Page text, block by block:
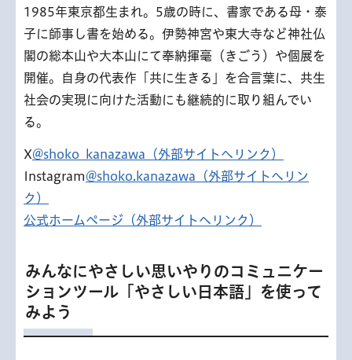
1985年東京都生まれ。5歳の時に、書家である母・泰
子に師事し書を始める。伊勢神宮や東大寺など神社仏
閣の総本山や大本山にて奉納揮毫（きごう）や個展を
開催。自身の代表作「共に生きる」を合言葉に、共生
社会の実現に向けた活動にも継続的に取り組んでい
る。
X@shoko_kanazawa（外部サイトへリンク）
Instagram@shoko.kanazawa（外部サイトへリン
ク）
公式ホームページ（外部サイトへリンク）
みんなにやさしい思いやりのコミュニケー
ションツール「やさしい日本語」を使って
みよう